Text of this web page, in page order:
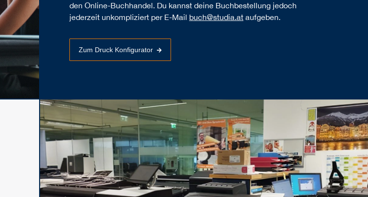
den Online-Buchhandel. Du kannst deine Buchbestellung jedoch
jederzeit unkompliziert per E-Mail buch@studia.at aufgeben.
Zum Druck Konfigurator